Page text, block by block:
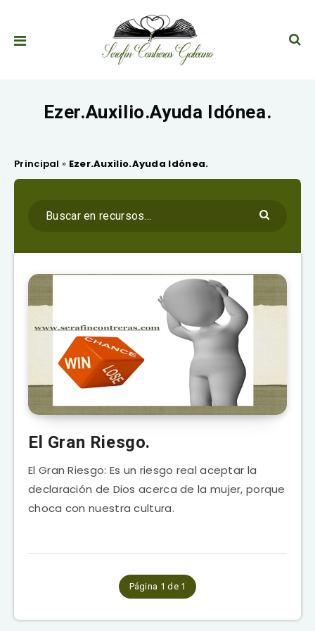
Ezer.Auxilio.Ayuda Idónea.
Principal » Ezer.Auxilio.Ayuda Idónea.
El Gran Riesgo.
El Gran Riesgo: Es un riesgo real aceptar la
declaración de Dios acerca de la mujer, porque
choca con nuestra cultura.
Página 1 de 1